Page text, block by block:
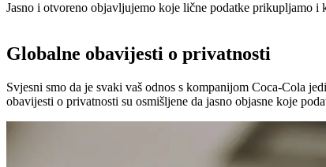
Jasno i otvoreno objavljujemo koje lične podatke prikupljamo
Globalne obavijesti o privatnosti
Svjesni smo da je svaki vaš odnos s kompanijom Coca‑Cola
obavijesti o privatnosti su osmišljene da jasno objasne koje